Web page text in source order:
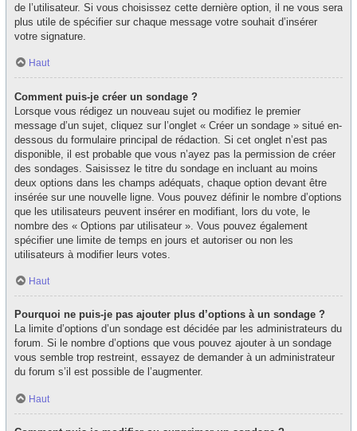
de l’utilisateur. Si vous choisissez cette dernière option, il ne vous sera
plus utile de spécifier sur chaque message votre souhait d’insérer
votre signature.
Haut
Comment puis-je créer un sondage ?
Lorsque vous rédigez un nouveau sujet ou modifiez le premier
message d’un sujet, cliquez sur l’onglet « Créer un sondage » situé en-
dessous du formulaire principal de rédaction. Si cet onglet n’est pas
disponible, il est probable que vous n’ayez pas la permission de créer
des sondages. Saisissez le titre du sondage en incluant au moins
deux options dans les champs adéquats, chaque option devant être
insérée sur une nouvelle ligne. Vous pouvez définir le nombre d’options
que les utilisateurs peuvent insérer en modifiant, lors du vote, le
nombre des « Options par utilisateur ». Vous pouvez également
spécifier une limite de temps en jours et autoriser ou non les
utilisateurs à modifier leurs votes.
Haut
Pourquoi ne puis-je pas ajouter plus d’options à un sondage ?
La limite d’options d’un sondage est décidée par les administrateurs du
forum. Si le nombre d’options que vous pouvez ajouter à un sondage
vous semble trop restreint, essayez de demander à un administrateur
du forum s’il est possible de l’augmenter.
Haut